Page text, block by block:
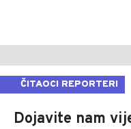
ČITAOCI REPORTERI
Dojavite nam